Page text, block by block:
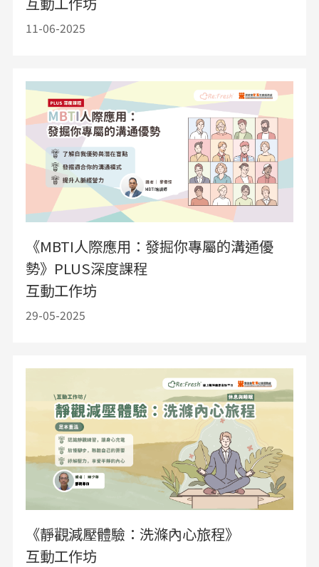
11-06-2025
《MBTI人際應用：發掘你專屬的溝通優
勢》PLUS深度課程
互動工作坊
29-05-2025
《靜觀減壓體驗：洗滌內心旅程》
互動工作坊